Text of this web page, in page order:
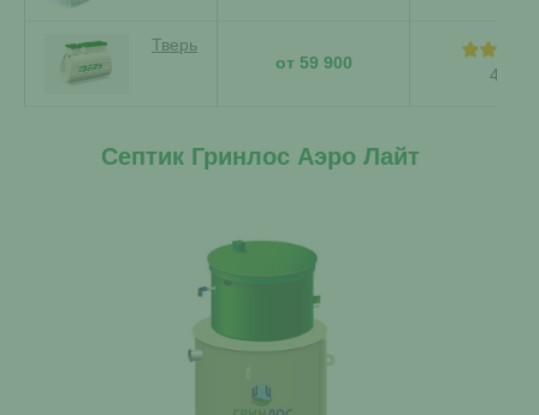
Тверь
от 59 900
4,41
Септик Гринлос Аэро Лайт